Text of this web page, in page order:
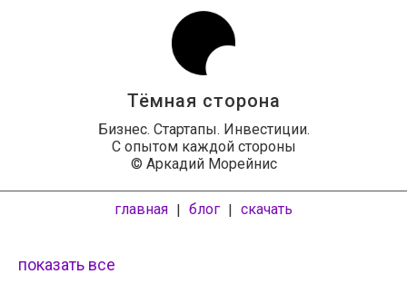
Тёмная сторона
Бизнес. Стартапы. Инвестиции.
С опытом каждой стороны
© Аркадий Морейнис
главная | блог | скачать
показать все